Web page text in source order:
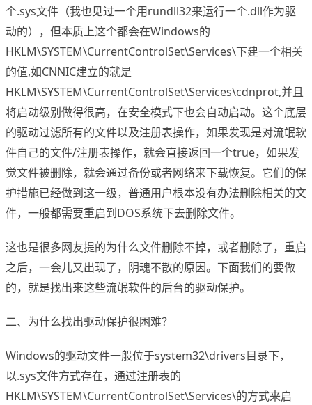
个.sys文件（我也见过一个用rundll32来运行一个.dll作为驱
动的），但本质上这个都会在Windows的
HKLM\SYSTEM\CurrentControlSet\Services\下建一个相关
的值,如CNNIC建立的就是
HKLM\SYSTEM\CurrentControlSet\Services\cdnprot,并且
将启动级别做得很高，在安全模式下也会自动启动。这个底层
的驱动过滤所有的文件以及注册表操作，如果发现是对流氓软
件自己的文件/注册表操作，就会直接返回一个true，如果发
觉文件被删除，就会通过备份或者网络来下载恢复。它们的保
护措施已经做到这一级，普通用户根本没有办法删除相关的文
件，一般都需要重启到DOS系统下去删除文件。
这也是很多网友提的为什么文件删除不掉，或者删除了，重启
之后，一会儿又出现了，阴魂不散的原因。下面我们的要做
的，就是找出来这些流氓软件的后台的驱动保护。
二、为什么找出驱动保护很困难？
Windows的驱动文件一般位于system32\drivers目录下，
以.sys文件方式存在，通过注册表的
HKLM\SYSTEM\CurrentControlSet\Services\的方式来启